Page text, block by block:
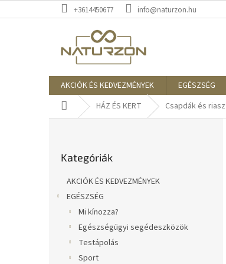
a
+3614450677 info@naturzon.hu
AKCIÓK ÉS KEDVEZMÉNYEK EGÉSZSÉG
KezdőlapHÁZ ÉS KERT Csapdák és
átugrása
Kategóriák
AKCIÓK ÉS KEDVEZMÉNYEK
EGÉSZSÉG
Mi kínozza?
Egészségügyi segédeszközök
Testápolás
Sport